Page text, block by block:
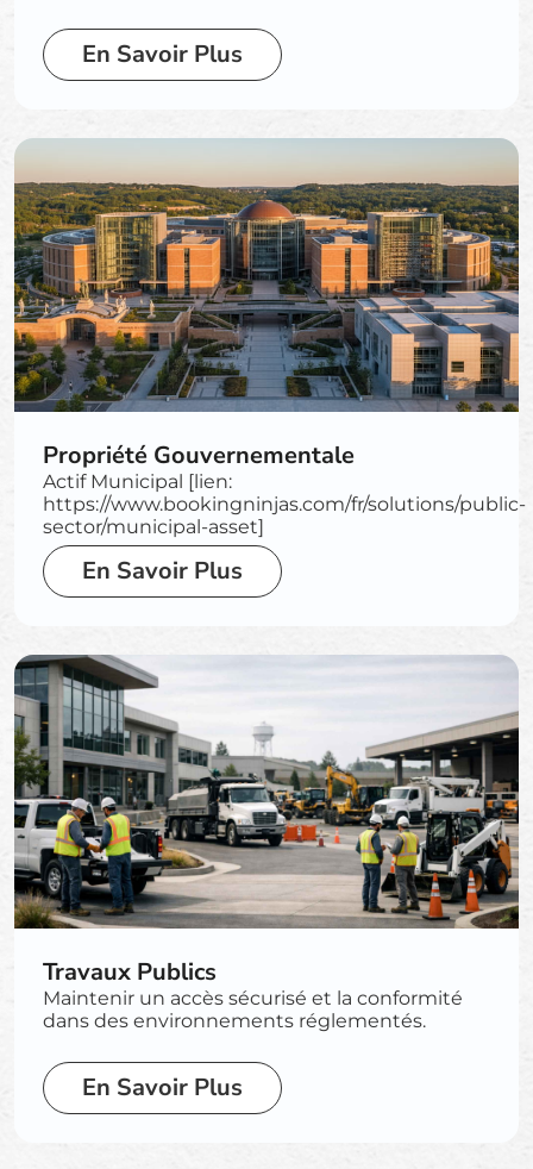
En Savoir Plus
Propriété Gouvernementale
Actif Municipal [lien:
https://www.bookingninjas.com/fr/solutions/public-
sector/municipal-asset]
En Savoir Plus
Travaux Publics
Maintenir un accès sécurisé et la conformité
dans des environnements réglementés.
En Savoir Plus